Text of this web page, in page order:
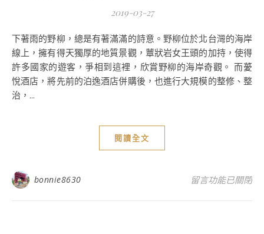
2019-03-27
下著雨的野柳，總是有著滿滿的詩意。野柳位於北台灣的海岸
線上，擁有得天獨厚的地質景觀，蕈狀岩女王頭的加持，使得
許多國家的遊客，爭相到這裡，欣賞野柳的海岸奇觀。 而薆
悅酒店，將先前的泊逸酒店併購後，也進行大規模的整修、整
治，...
閱讀全文
bonnie8630 在〈新北旅遊親
留言功能已關閉